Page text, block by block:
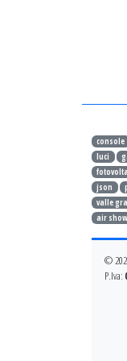
console
luci
json
valle
air show
©
P.Iva: